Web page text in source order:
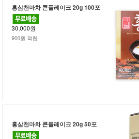
홍삼천마차 콘플레이크 20g 100포
30,000원
900원 적립
홍삼천마차 콘플레이크 20g 50포